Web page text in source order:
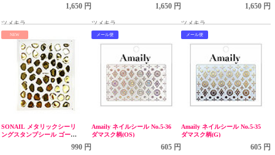
1,650 円
ツメキラ
1,650 円
ツメキラ
1,650 円
ツメキラ
NEW
SONAIL メタリックシーリ
ングスタンプシール ゴール
990 円
メール便
Amaily ネイルシール No.5-36
ダマスク柄(OS)
605 円
メール便
Amaily ネイルシール No.5-35
ダマスク柄(G)
605 円